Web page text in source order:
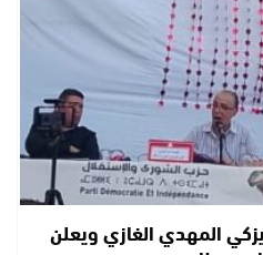
المهدي الغازي ويعلن